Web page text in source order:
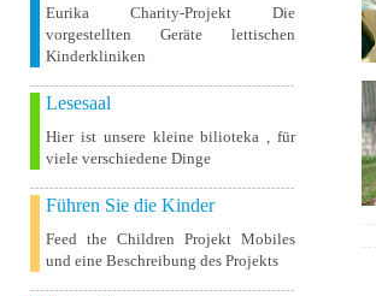
Eurika Charity-Projekt Die
vorgestellten Geräte lettischen
Kinderkliniken
Lesesaal
Hier ist unsere kleine bilioteka , für
viele verschiedene Dinge
Führen Sie die Kinder
Feed the Children Projekt Mobiles
und eine Beschreibung des Projekts